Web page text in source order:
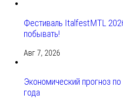
Фестиваль ItalfestMTL
побывать!
Авг 7, 2026
Экономический прогноз
года